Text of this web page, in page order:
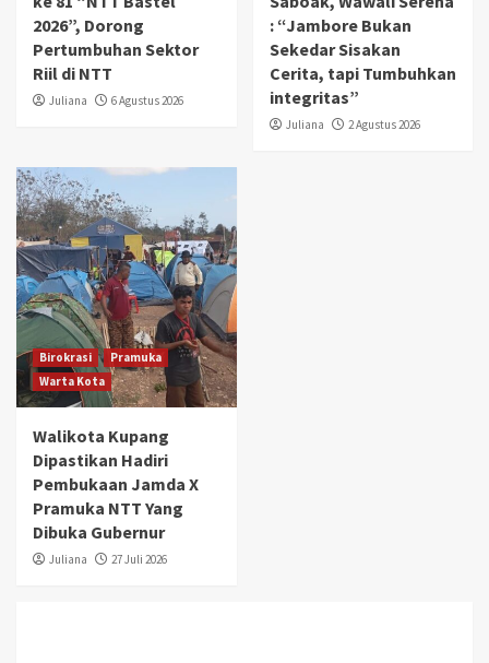
2026”, Dorong
Pertumbuhan Sektor
Riil di NTT
Juliana 6 Agustus 2026
: “Jambore Bukan
Sekedar Sisakan
Cerita, tapi Tumbuhkan
integritas”
Juliana 2 Agustus 2026
Birokrasi
Pramuka
Warta Kota
Walikota Kupang
Dipastikan Hadiri
Pembukaan Jamda X
Pramuka NTT Yang
Dibuka Gubernur
Juliana 27 Juli 2026